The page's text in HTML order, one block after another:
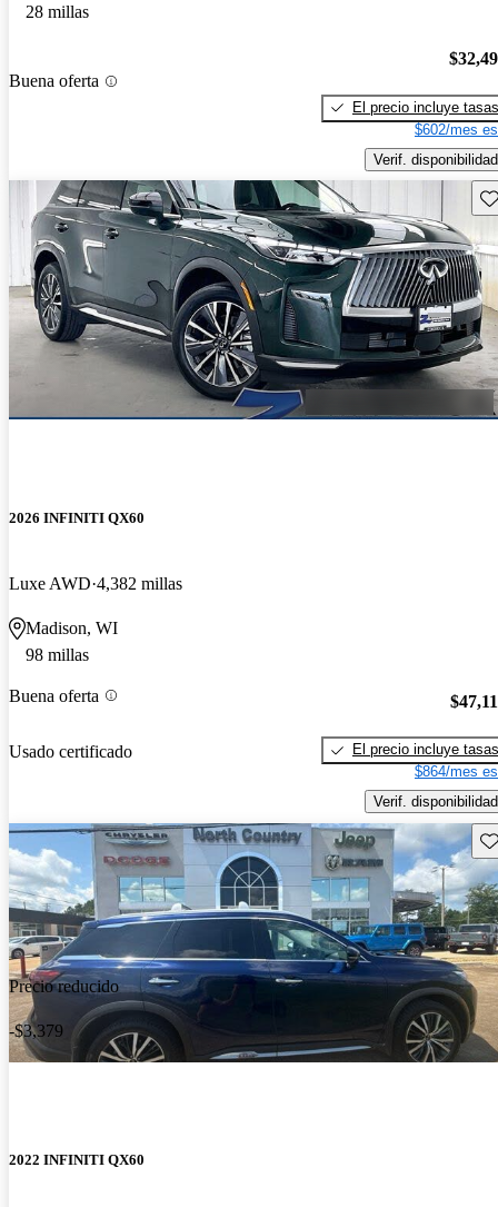
28 millas
Buena oferta
El precio incluye tasas
$602/mes
Verif. disponibilidad
2026 INFINITI QX60
Luxe AWD 4,382 millas
Madison, WI
98 millas
Buena oferta
Usado certificado
El precio incluye tasas
$864/mes
Verif. disponibilidad
Precio reducido
-$3,379
2022 INFINITI QX60